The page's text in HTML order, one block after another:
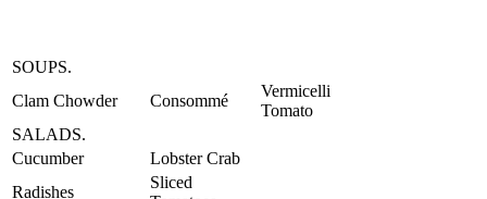
SOUPS.
Clam Chowder
Consommé
Vermicelli
Tomato
SALADS.
Cucumber
Lobster Crab
Radishes
Sliced